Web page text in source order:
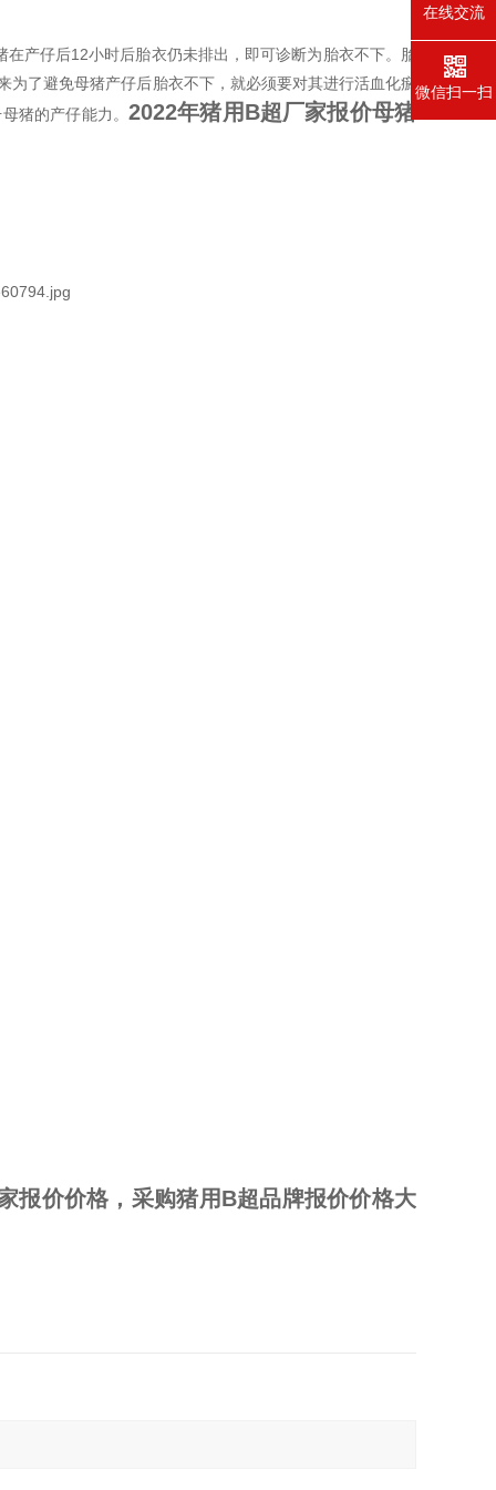
产仔后12小时后胎衣仍未排出，即可诊断为胎衣不下。胎
了避免母猪产仔后胎衣不下，就必须要对其进行活血化瘀
猪的产仔能力。2022年猪用B超厂家报价母猪
报价价格，采购猪用B超品牌报价价格大
在线交流
微信扫一扫